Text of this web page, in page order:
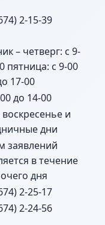
2-15-39
– четверг: с 9-
пятница: с 9-00
17-00
до 14-00
воскресенье и
дни
заявлений
в течение
дня
2-25-17
2-24-56